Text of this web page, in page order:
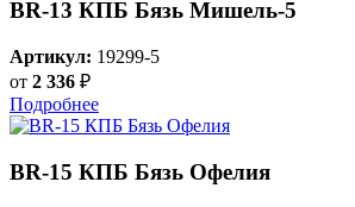
BR-13 КПБ Бязь Мишель-5
Артикул: 19299-5
от 2 336 ₽
Подробнее
BR-15 КПБ Бязь Офелия